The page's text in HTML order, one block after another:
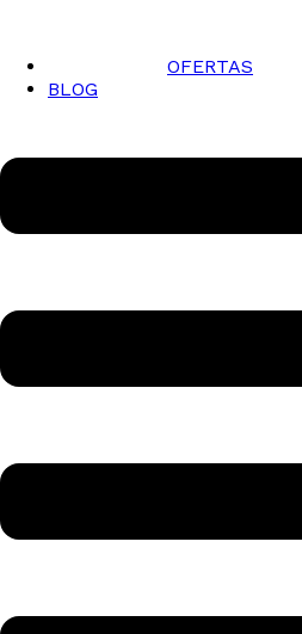
OFERTAS
BLOG